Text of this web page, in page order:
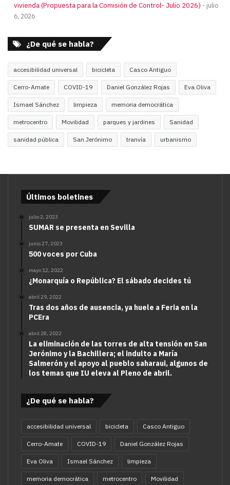
vivienda (Propuesta para la Comisión de Control- Julio 2026)
julio
6, 2026
¿De qué se habla?
accesibilidad universal bicicleta Casco Antiguo
Cerro-Amate COVID-19 Daniel González Rojas Eva Oliva
Ismael Sánchez limpieza memoria democrática
metrocentro Movilidad parques y jardines Sanidad
sanidad pública San Jerónimo tranvía urbanismo
Últimos boletines
julio 2, 2023
SUMAR se presenta en Sevilla
junio 27, 2023
500 voces por Cuba
mayo 12, 2022
¿Monarquía o República? El sábado decides tú
abril 29, 2022
Tras dos años de ausencia, ya huele a Feria en la
PCEra
abril 28, 2022
La eliminación de las torres de alta tensión en San
Jerónimo y la Bachillera; el indulto a María
Salmerón y el apoyo al pueblo saharaui, algunos de
los temas que IU eleva al Pleno de abril.
¿De qué se habla?
accesibilidad universal bicicleta Casco Antiguo
Cerro-Amate COVID-19 Daniel González Rojas
Eva Oliva Ismael Sánchez limpieza
memoria democrática metrocentro Movilidad